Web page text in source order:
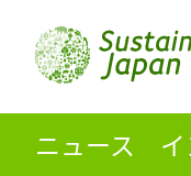
ニュース